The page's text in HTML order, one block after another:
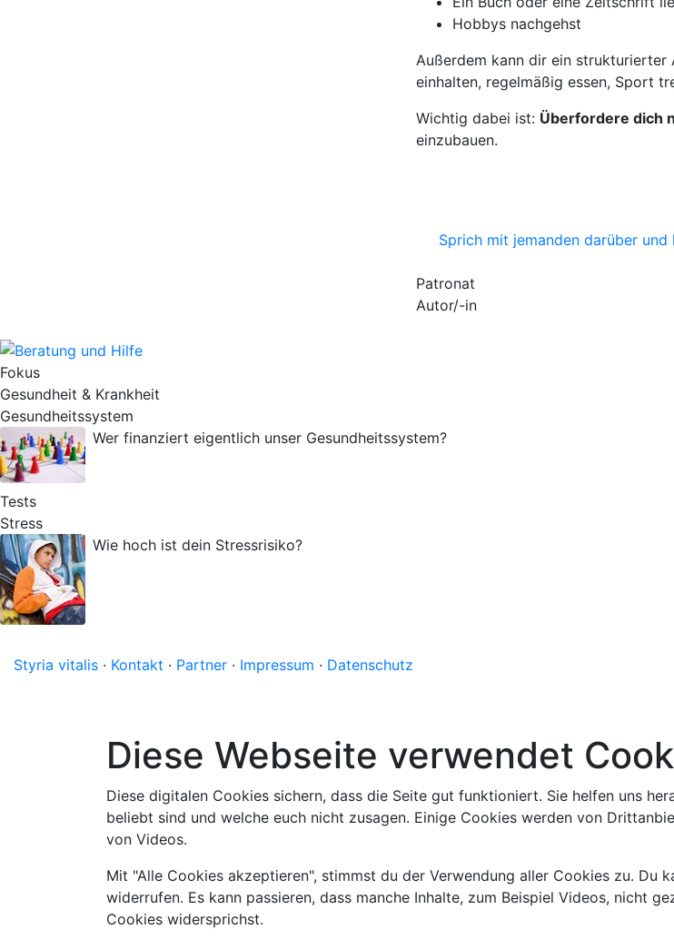
Hobbys nachgehst
Außerdem kann dir ein strukturierter
einhalten, regelmäßig essen, Sport
Wichtig dabei ist: Überfordere dich
einzubauen.
Sprich mit jemanden darüber
Patronat
Autor/-in
Fokus
Gesundheit & Krankheit
Gesundheitssystem
Wer finanziert eigentlich unser Gesundheitssystem?
Tests
Stress
Wie hoch ist dein Stressrisiko?
Styria vitalis · Kontakt · Partner · Impressum · Datenschutz
Diese Webseite verwendet
Diese digitalen Cookies sichern, dass die Seite gut funktioniert. Sie helfen uns
beliebt sind und welche euch nicht zusagen. Einige Cookies werden von
von Videos.
Mit "Alle Cookies akzeptieren", stimmst du der Verwendung aller Cookies zu. Du
widerrufen. Es kann passieren, dass manche Inhalte, zum Beispiel Videos, nicht
Cookies widersprichst.